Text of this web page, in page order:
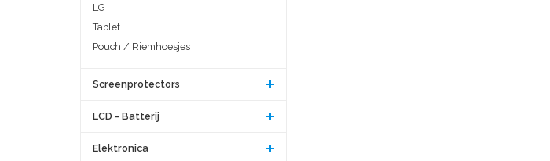
LG
Tablet
Pouch / Riemhoesjes
Screenprotectors
LCD - Batterij
Elektronica